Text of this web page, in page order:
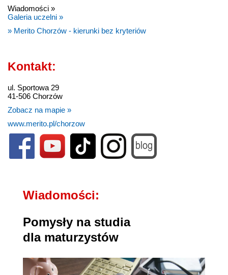
Wiadomości »
Galeria uczelni »
» Merito Chorzów - kierunki bez kryteriów
Kontakt:
ul. Sportowa 29
41-506 Chorzów
Zobacz na mapie »
www.merito.pl/chorzow
Wiadomości:
Pomysły na studia
dla maturzystów